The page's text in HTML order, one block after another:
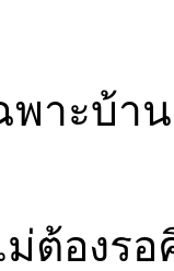
พาะบ้า
ม่ต้องร